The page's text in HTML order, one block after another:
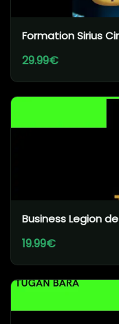
Formation Sirius
29.99€
Business Legion
19.99€